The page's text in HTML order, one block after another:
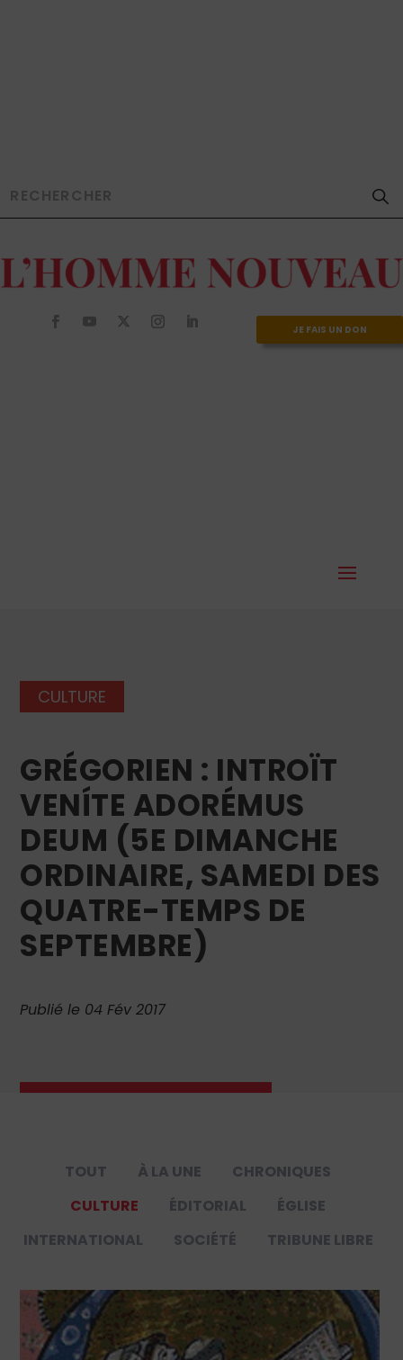
JE FAIS UN DON
CULTURE
GRÉGORIEN : INTROÏT
VENÍTE ADORÉMUS
DEUM (5E DIMANCHE
ORDINAIRE, SAMEDI DES
QUATRE-TEMPS DE
SEPTEMBRE)
Publié le 04 Fév 2017
TOUT À LA UNE
CHRONIQUES
CULTURE
ÉDITORIAL
ÉGLISE
INTERNATIONAL
SOCIÉTÉ TRIBUNE LIBRE